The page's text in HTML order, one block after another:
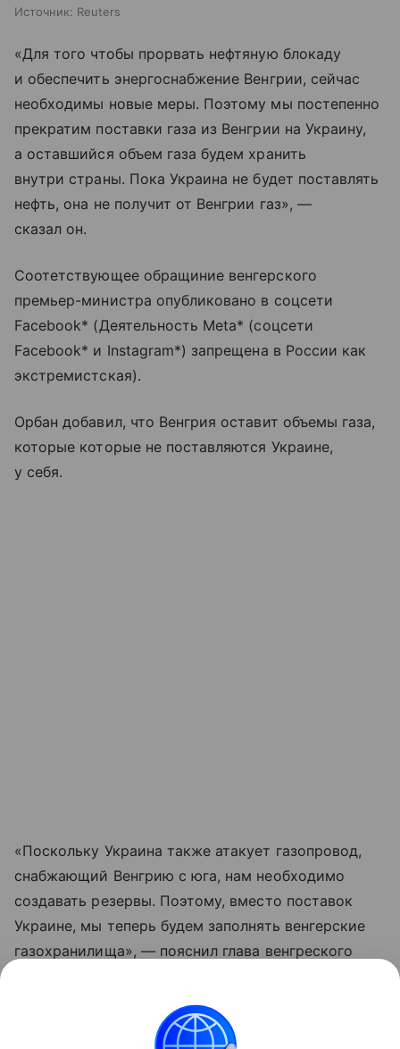
Источник: Reuters
«Для того чтобы прорвать нефтяную блокаду
и обеспечить энергоснабжение Венгрии, сейчас
необходимы новые меры. Поэтому мы постепенно
прекратим поставки газа из Венгрии на Украину,
а оставшийся объем газа будем хранить
внутри страны. Пока Украина не будет поставлять
нефть, она не получит от Венгрии газ», —
сказал он.
Соотетствующее обращиние венгерского
премьер-министра опубликовано в соцсети
Facebook* (Деятельность Meta* (соцсети
Facebook* и Instagram*) запрещена в России как
экстремистская).
Орбан добавил, что Венгрия оставит объемы газа,
которые которые не поставляются Украине,
у себя.
«Поскольку Украина также атакует газопровод,
снабжающий Венгрию с юга, нам необходимо
создавать резервы. Поэтому, вместо поставок
Украине, мы теперь будем заполнять венгерские
газохранилища», — пояснил глава венгреского
«Данная информация носит исключительно